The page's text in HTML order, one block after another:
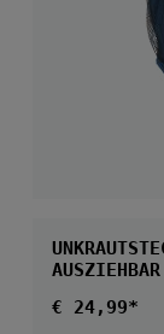
Regulärer
€ 24,99*